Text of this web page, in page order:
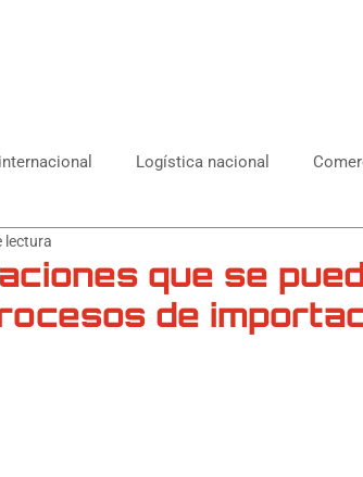
Logística nacional
que se
de
lectura
estrellas.